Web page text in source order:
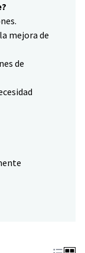
mejora de
de